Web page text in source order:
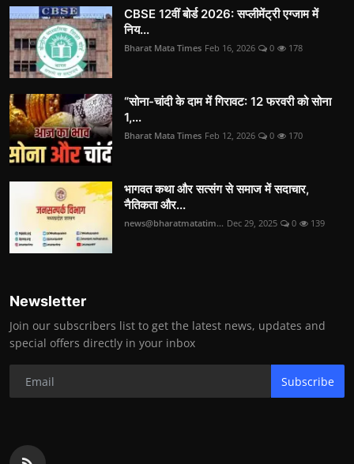
CBSE 12वीं बोर्ड 2026: सप्लीमेंट्री एग्जाम में
निय...
Bharat Mata Times Feb 16, 2026 0 178
“सोना-चांदी के दाम में गिरावट: 12 फरवरी को सोना
1,...
Bharat Mata Times Feb 12, 2026 0 170
भागवत कथा और सत्संग से समाज में सदाचार,
नैतिकता और...
news@bharatmatatim... Dec 29, 2025 0 139
Newsletter
Join our subscribers list to get the latest news, updates and
special offers directly in your inbox
Subscribe